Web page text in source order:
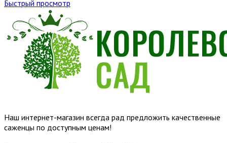
Быстрый просмотр
Наш интернет-магазин всегда рад предложить качественные
саженцы по доступным ценам!